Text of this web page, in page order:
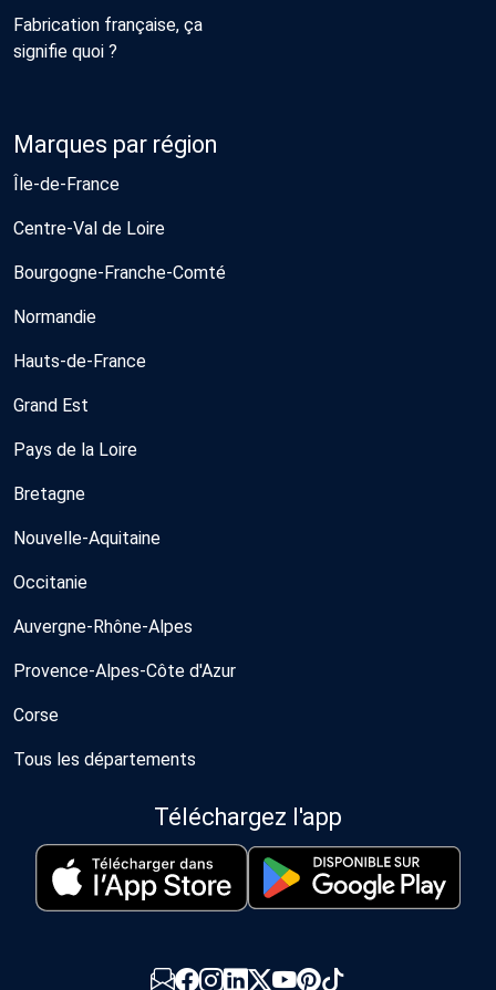
Fabrication française, ça
signifie quoi ?
Marques par région
Île-de-France
Centre-Val de Loire
Bourgogne-Franche-Comté
Normandie
Hauts-de-France
Grand Est
Pays de la Loire
Bretagne
Nouvelle-Aquitaine
Occitanie
Auvergne-Rhône-Alpes
Provence-Alpes-Côte d'Azur
Corse
Tous les départements
Téléchargez l'app